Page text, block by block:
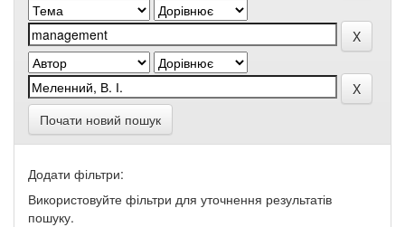
Почати новий пошук
Додати фільтри:
Використовуйте фільтри для уточнення результатів
пошуку.